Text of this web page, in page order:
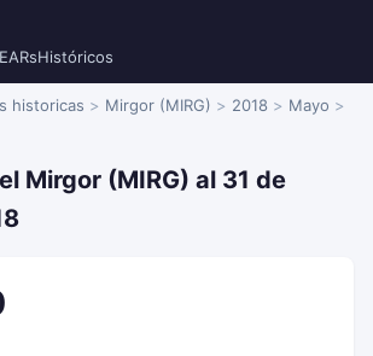
Históricos
historicas Mirgor (MIRG) 2018
Mayo
Mirgor (MIRG) al 31 de